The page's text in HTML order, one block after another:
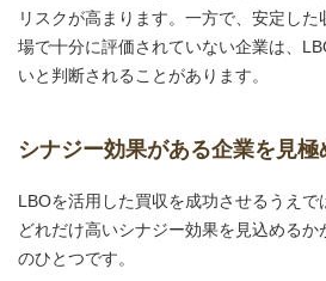
リスクが高まります。一方で、安定し
場で十分に評価されていない企業は、
いと判断されることがあります。
シナジー効果がある企業を見極
LBOを活用した買収を成功させるうえ
どれだけ高いシナジー効果を見込めるか
のひとつです。